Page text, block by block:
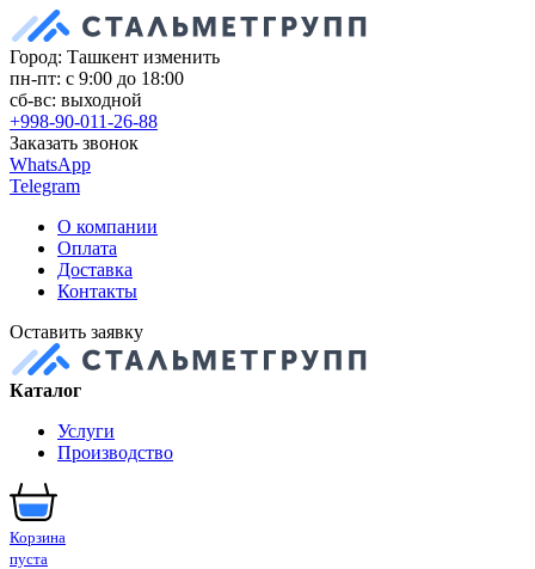
Город: Ташкент изменить
пн-пт: с 9:00 до 18:00
сб-вс: выходной
+998-90-011-26-88
Заказать звонок
WhatsApp
Telegram
О компании
Оплата
Доставка
Контакты
Оставить заявку
Каталог
Услуги
Производство
Корзина
пуста